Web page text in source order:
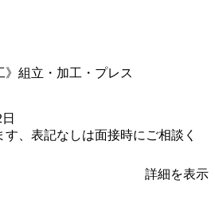
》組立・加工・プレス
、表記なしは面接時にご相談く
詳細を表示